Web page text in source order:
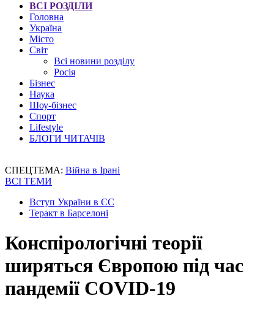
ВСІ РОЗДІЛИ
Головна
Україна
Місто
Світ
Всі новини розділу
Росія
Бізнес
Наука
Шоу-бізнес
Спорт
Lifestyle
БЛОГИ ЧИТАЧІВ
СПЕЦТЕМА: Війна в Ірані
ВСІ ТЕМИ
Вступ України в ЄС
Теракт в Барселоні
Конспірологічні теорії
ширяться Європою під час
пандемії COVID-19